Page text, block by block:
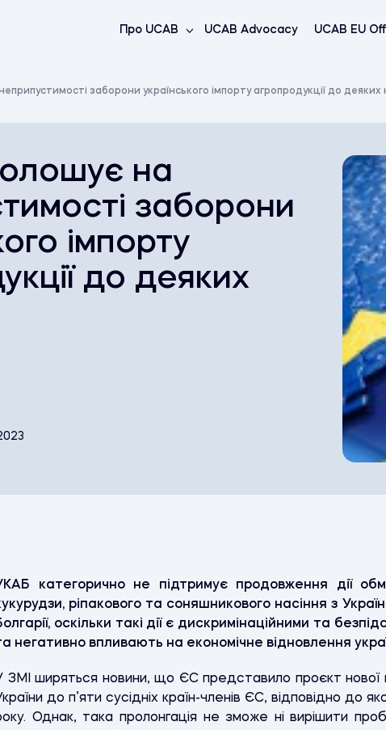
Про UCAB UCAB Advocacy UCAB EU
заборони українського імпорту агропродукції до деяких
на
заборони
імпорту
до деяких
категорично не підтримує продовження дії
ріпакового та соняшникового насіння з
оскільки такі дії є дискримінаційними та
негативно впливають на економічне відновлення
ЗМІ ширяться новини, що ЄС представило проєкт нової
до п’яти сусідніх країн-членів ЄС, відповідно до
Однак, така пролонгація не зможе ні вирішити